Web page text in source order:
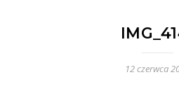
12 czerwca